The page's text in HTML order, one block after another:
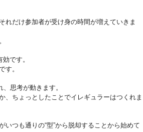
れだけ参加者が受け身の時間が増えていきま
です。
す。
思考が動きます。
、ちょっとしたことでイレギュラーはつくれま
つも通りの“型”から脱却することから始めて